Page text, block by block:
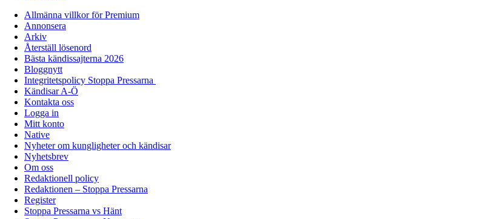
Allmänna villkor för Premium
Annonsera
Arkiv
Återställ lösenord
Bästa kändissajterna 2026
Bloggnytt
Integritetspolicy Stoppa Pressarna
Kändisar A-Ö
Kontakta oss
Logga in
Mitt konto
Native
Nyheter om kungligheter och kändisar
Nyhetsbrev
Om oss
Redaktionell policy
Redaktionen – Stoppa Pressarna
Register
Stoppa Pressarna vs Hänt